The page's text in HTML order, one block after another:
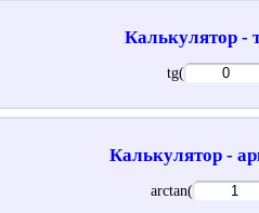
Калькулятор -
tg(
Калькулятор -
arctan(